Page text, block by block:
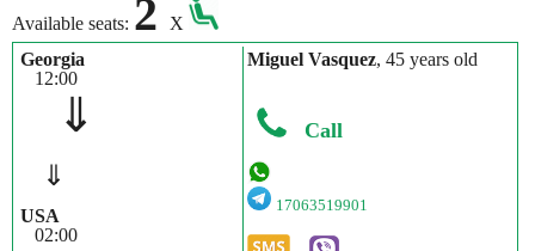
Available seats: 2
X
Georgia
12:00
⇓
⇓
USA
02:00
Miguel Vasquez, 45 years old
Call
17063519901